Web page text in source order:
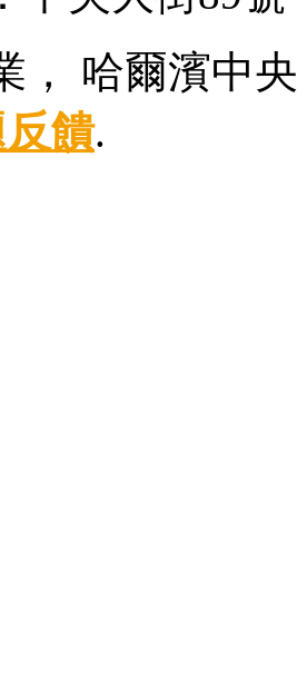
， 哈爾濱中
反饋.